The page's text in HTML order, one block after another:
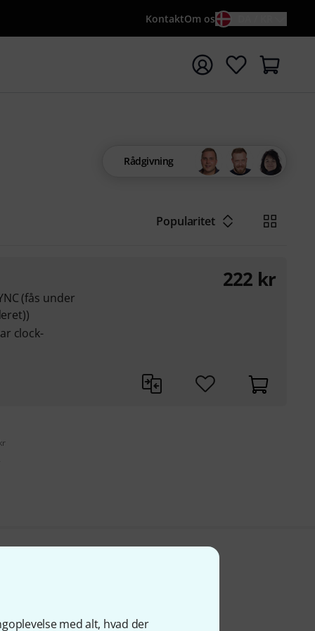
med alt, hvad der
KontaktOm os
med søgeord {searchTerm}
Rådgivning
Popularitet
(fås under
clock-
222 kr